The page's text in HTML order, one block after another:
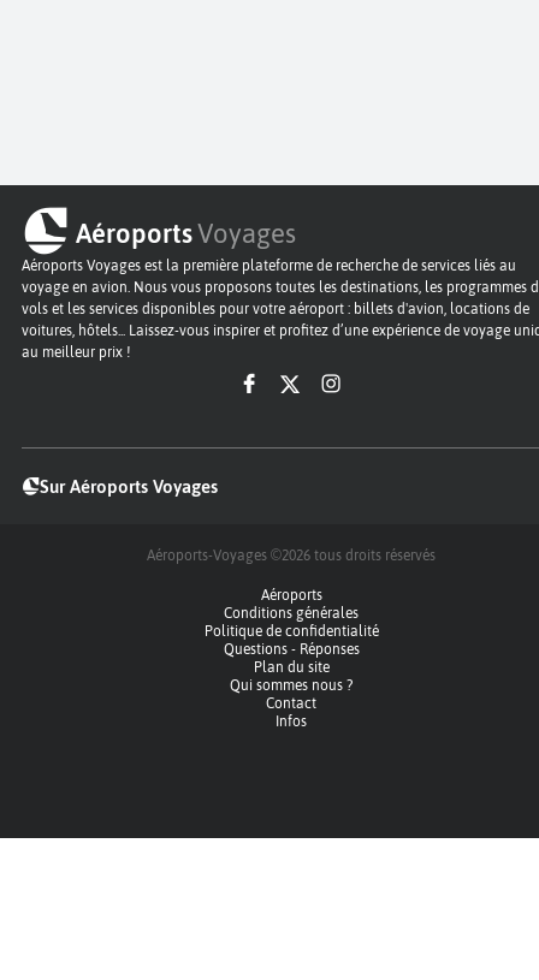
AéroportsVoyages
Aéroports Voyages est la première plateforme de recherche de services liés au
voyage en avion. Nous vous proposons toutes les destinations, les programmes
vols et les services disponibles pour votre aéroport : billets d'avion, locations de
voitures, hôtels... Laissez-vous inspirer et profitez d’une expérience de voyage
au meilleur prix !
Sur Aéroports Voyages
Aéroports-Voyages ©2026 tous droits réservés
Aéroports
Conditions générales
Politique de confidentialité
Questions - Réponses
Plan du site
Qui sommes nous ?
Contact
Infos